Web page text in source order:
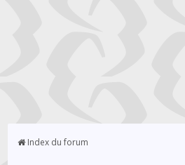
Index du forum